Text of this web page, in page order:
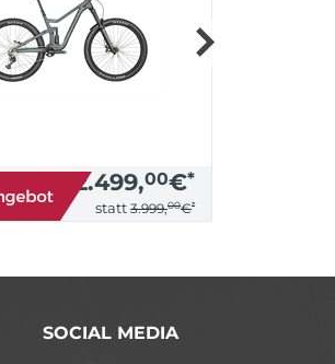
2.499,00€*
statt 3.999,00€*
SOCIAL MEDIA